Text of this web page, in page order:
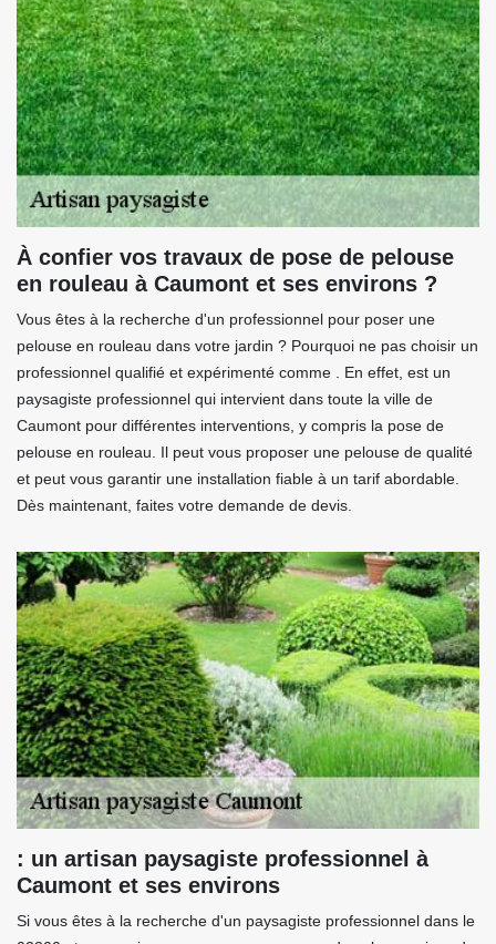
À confier vos travaux de pose de pelouse
en rouleau à Caumont et ses environs ?
Vous êtes à la recherche d'un professionnel pour poser une
pelouse en rouleau dans votre jardin ? Pourquoi ne pas choisir un
professionnel qualifié et expérimenté comme . En effet, est un
paysagiste professionnel qui intervient dans toute la ville de
Caumont pour différentes interventions, y compris la pose de
pelouse en rouleau. Il peut vous proposer une pelouse de qualité
et peut vous garantir une installation fiable à un tarif abordable.
Dès maintenant, faites votre demande de devis.
: un artisan paysagiste professionnel à
Caumont et ses environs
Si vous êtes à la recherche d'un paysagiste professionnel dans le